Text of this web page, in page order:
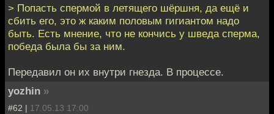
> Попасть спермой в летящего шёршня, да ещё и
сбить его, это ж каким половым гигиантом надо
быть. Есть мнение, что не кончись у шведа сперма,
победа была бы за ним.
Передавил он их внутри гнезда. В процессе.
yozhin »
#62 | 17.05.13 17:00